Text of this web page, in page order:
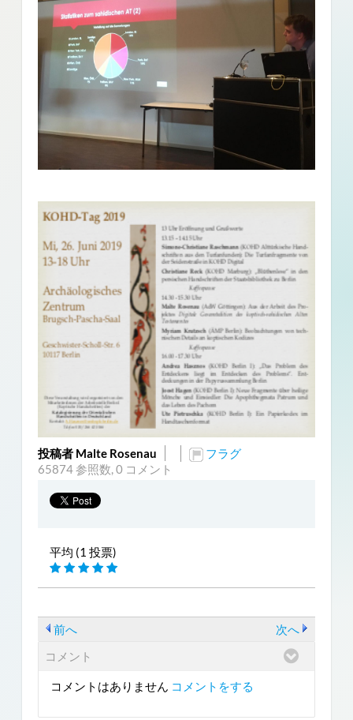
投稿者 Malte Rosenau
65874 参照数,0 コメント
フラグ
平均 (1 投票)
前へ
次へ
コメント
コメントはありません コメントをする